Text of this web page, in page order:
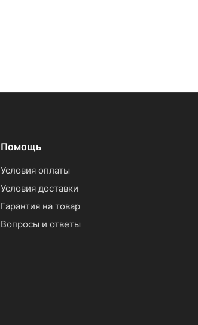
Помощь
Условия оплаты
Условия доставки
Гарантия на товар
Вопросы и ответы